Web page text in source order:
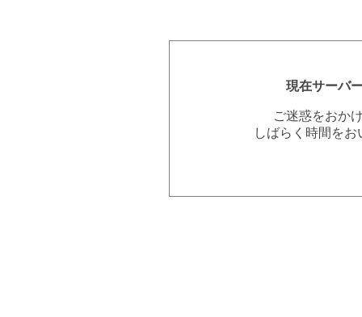
現在サーバ
ご迷惑をおか
しばらく時間を